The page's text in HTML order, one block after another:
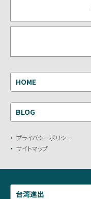
HOME
BLOG
プライバシーポリシー
サイトマップ
台湾進出